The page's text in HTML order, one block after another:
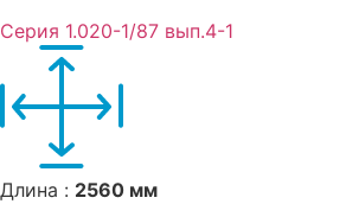
Серия 1.020-1/87 вып.4-1
Длина : 2560 мм